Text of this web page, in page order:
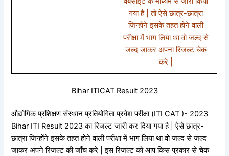
गया है | तो ऐसे छात्र-छात्रा
जिन्होंने इसके तहत होने वाली
परीक्षा में भाग लिया था वो जल्द से
जल्द जाकर अपना रिजल्ट चेक
करे |
Bihar ITICAT Result 2023
औद्योगिक प्रशिक्षण संस्थान प्रतियोगिता प्रवेश परीक्षा (ITI CAT )- 2023
Bihar ITI Result 2023 का रिजल्ट जारी कर दिया गया है | ऐसे छात्र-
छात्रा जिन्होंने इसके तहत होने वाली परीक्षा में भाग लिया था वो जल्द से जल्द
जाकर अपने रिजल्ट की जाँच करे | इस रिजल्ट को आप किस प्रकार से चेक